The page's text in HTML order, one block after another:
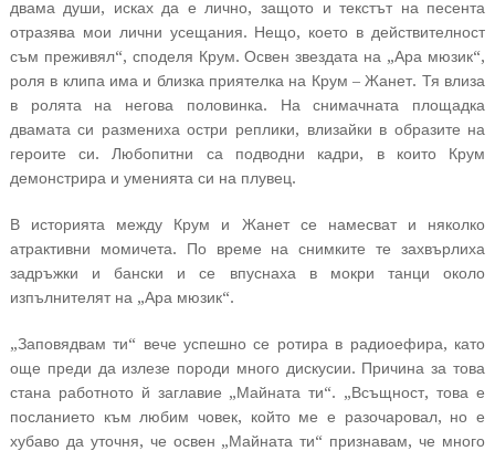
двама души, исках да е лично, защото и текстът на песента
отразява мои лични усещания. Нещо, което в действителност
съм преживял“, споделя Крум. Освен звездата на „Ара мюзик“,
роля в клипа има и близка приятелка на Крум – Жанет. Тя влиза
в ролята на негова половинка. На снимачната площадка
двамата си размениха остри реплики, влизайки в образите на
героите си. Любопитни са подводни кадри, в които Крум
демонстрира и уменията си на плувец.
В историята между Крум и Жанет се намесват и няколко
атрактивни момичета. По време на снимките те захвърлиха
задръжки и бански и се впуснаха в мокри танци около
изпълнителят на „Ара мюзик“.
„Заповядвам ти“ вече успешно се ротира в радиоефира, като
още преди да излезе породи много дискусии. Причина за това
стана работното й заглавие „Майната ти“. „Всъщност, това е
посланието към любим човек, който ме е разочаровал, но е
хубаво да уточня, че освен „Майната ти“ признавам, че много